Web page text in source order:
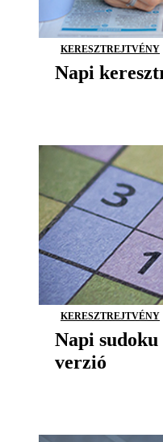
KERESZTREJTVÉNY
Napi
KERESZTREJTVÉNY
Napi
verzió